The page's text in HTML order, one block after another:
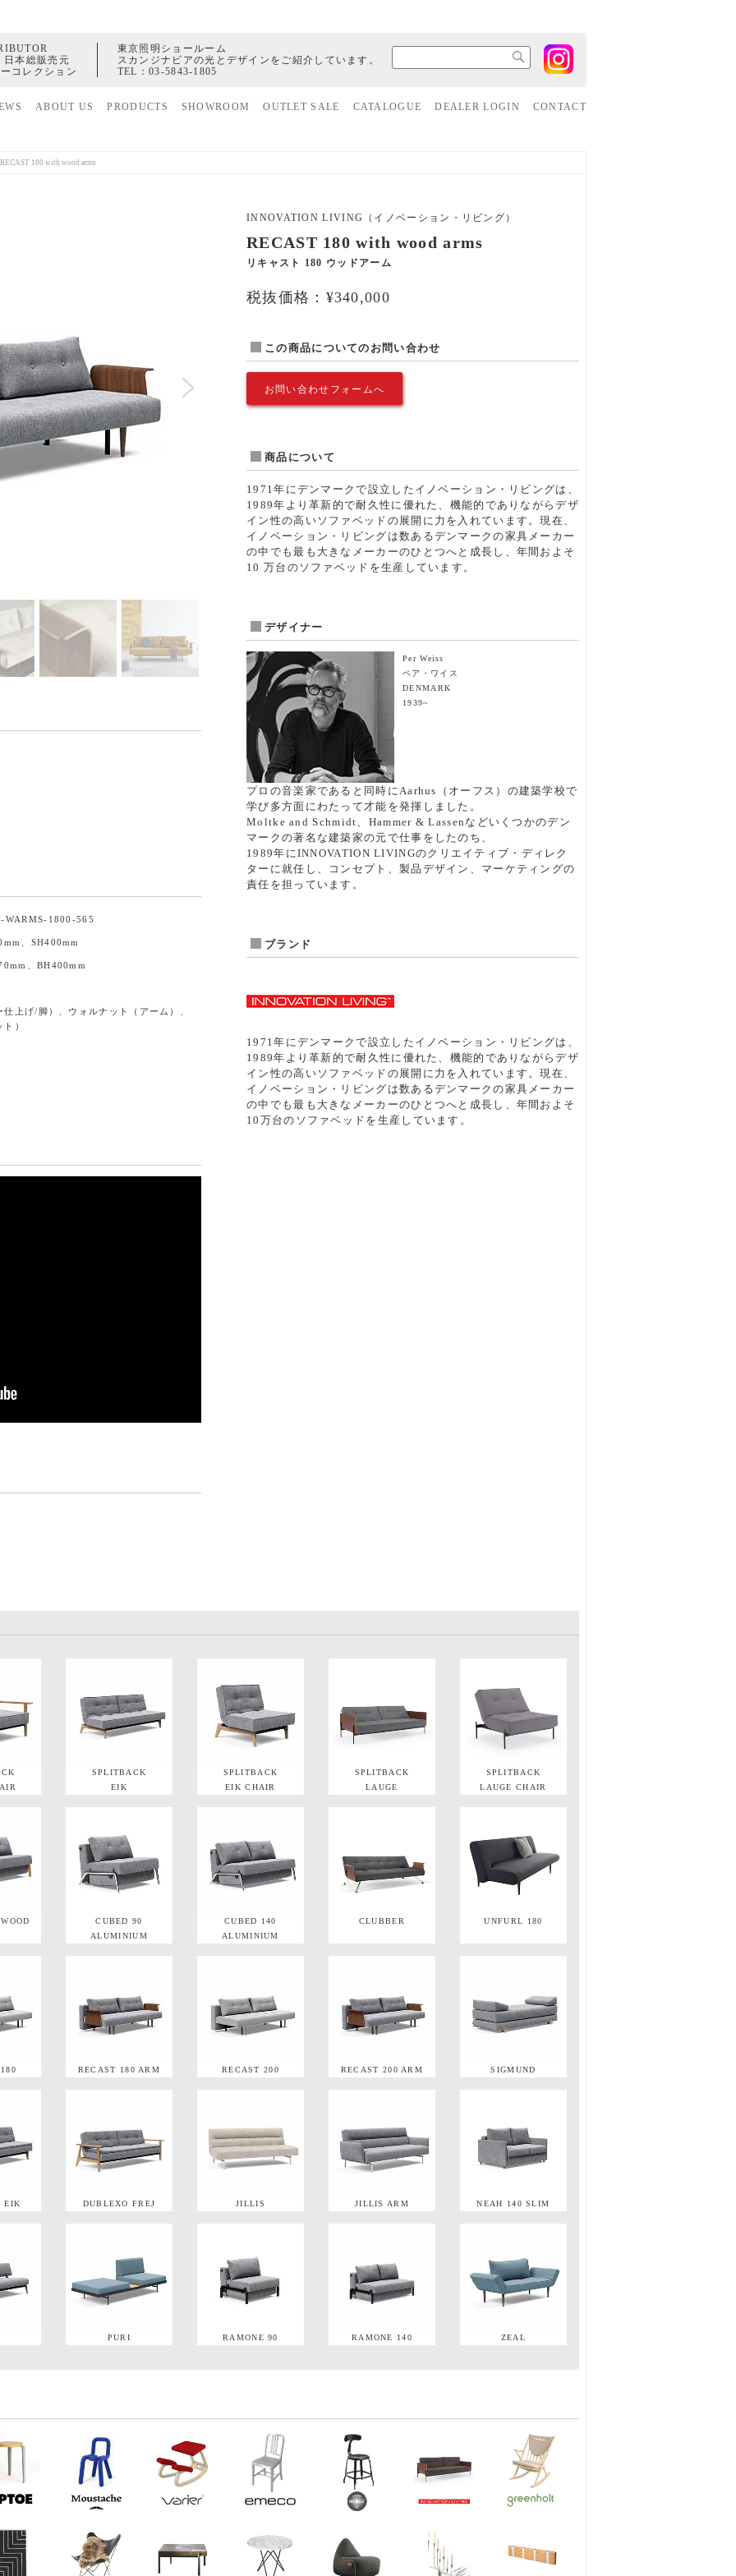
日本総販売元
コレクション
東京照明ショールーム
スカンジナビアの光とデザインをご紹介しています。
TEL：03-5843-1805
ABOUT US PRODUCTS SHOWROOM OUTLET SALE CATALOGUE DEALER LOGIN CONTACT
RECAST 180 with wood arms
INNOVATION LIVING（イノベーション・リビング）
RECAST 180 with wood arms
リキャスト 180 ウッドアーム
税抜価格：¥340,000
この商品についてのお問い合わせ
お問い合わせフォームへ
商品について
1971年にデンマークで設立したイノベーション・リビングは、
1989年より革新的で耐久性に優れた、機能的でありながらデザ
イン性の高いソファベッドの展開に力を入れています。現在、
イノベーション・リビングは数あるデンマークの家具メーカー
の中でも最も大きなメーカーのひとつへと成長し、年間およそ
10 万台のソファベッドを生産しています。
デザイナー
Per Weiss
ペア・ワイス
DENMARK
1939~
プロの音楽家であると同時にAarhus（オーフス）の建築学校で
学び多方面にわたって才能を発揮しました。
Moltke and Schmidt、Hammer & Lassenなどいくつかのデン
マークの著名な建築家の元で仕事をしたのち、
1989年にINNOVATION LIVINGのクリエイティブ・ディレク
ターに就任し、コンセプト、製品デザイン、マーケティングの
責任を担っています。
ブランド
1971年にデンマークで設立したイノベーション・リビングは、
1989年より革新的で耐久性に優れた、機能的でありながらデザ
イン性の高いソファベッドの展開に力を入れています。現在、
イノベーション・リビングは数あるデンマークの家具メーカー
の中でも最も大きなメーカーのひとつへと成長し、年間およそ
10万台のソファベッドを生産しています。
1800-565
、SH400mm
、BH400mm
上げ/脚）、ウォルナット（アーム）、
）
SPLITBACK
EIK
SPLITBACK
EIK CHAIR
SPLITBACK
LAUGE
SPLITBACK
LAUGE CHAIR
CUBED 90
ALUMINIUM
CUBED 140
ALUMINIUM
CLUBBER UNFURL 180
RECAST 180 ARM RECAST 200 RECAST 200 ARM SIGMUND
EIK DUBLEXO FREJ JILLIS JILLIS ARM NEAH 140 SLIM
PURI RAMONE 90 RAMONE 140 ZEAL